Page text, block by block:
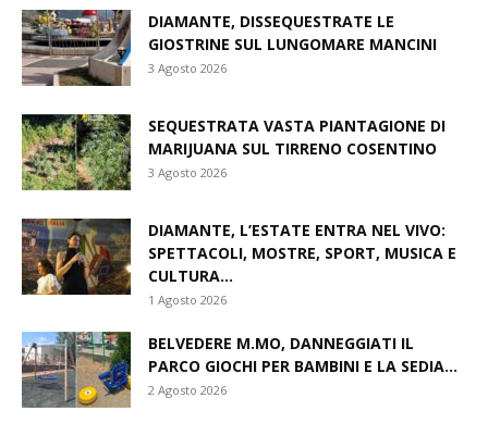
DIAMANTE, DISSEQUESTRATE LE
GIOSTRINE SUL LUNGOMARE MANCINI
3 Agosto 2026
SEQUESTRATA VASTA PIANTAGIONE DI
MARIJUANA SUL TIRRENO COSENTINO
3 Agosto 2026
DIAMANTE, L’ESTATE ENTRA NEL VIVO:
SPETTACOLI, MOSTRE, SPORT, MUSICA E
CULTURA...
1 Agosto 2026
BELVEDERE M.MO, DANNEGGIATI IL
PARCO GIOCHI PER BAMBINI E LA SEDIA...
2 Agosto 2026